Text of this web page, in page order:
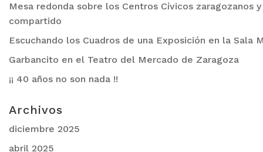
Mesa redonda sobre los Centros Cívicos zaragozanos
compartido
Escuchando los Cuadros de una Exposición en la Sala
Garbancito en el Teatro del Mercado de Zaragoza
¡¡ 40 años no son nada !!
Archivos
diciembre 2025
abril 2025